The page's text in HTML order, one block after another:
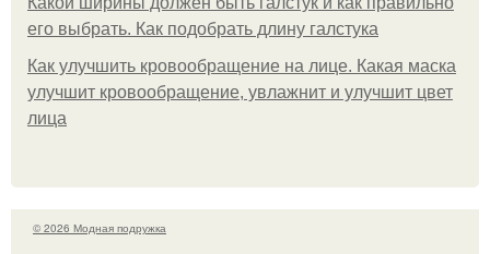
его выбрать. Как подобрать длину галстука
Как улучшить кровообращение на лице. Какая маска
улучшит кровообращение, увлажнит и улучшит цвет
лица
© 2026 Модная подружка